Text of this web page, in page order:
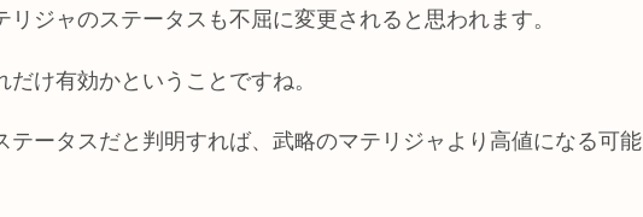
ジャのステータスも不屈に変更されると思われます。
け有効かということですね。
テータスだと判明すれば、武略のマテリジャより高値になる可能